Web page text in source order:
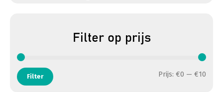
Filter op prijs
Filter Prijs: €0 — €10